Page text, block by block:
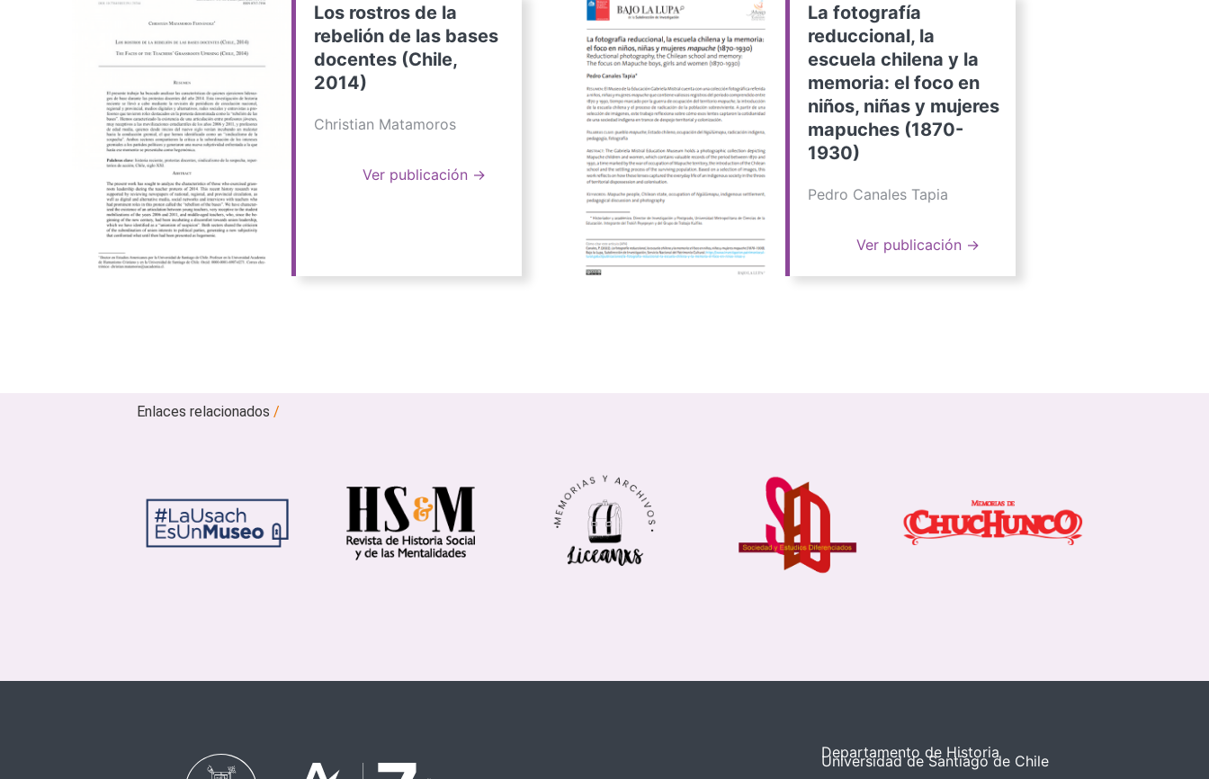
Los rostros de la
rebelión de las bases
docentes (Chile,
2014)
Christian Matamoros
Ver publicación →
La fotografía
reduccional, la
escuela chilena y la
memoria: el foco en
niños, niñas y mujeres
mapuches (1870-
1930)
Pedro Canales Tapia
Ver publicación →
Enlaces relacionados/
Departamento de Historia
Universidad de Santiago de Chile